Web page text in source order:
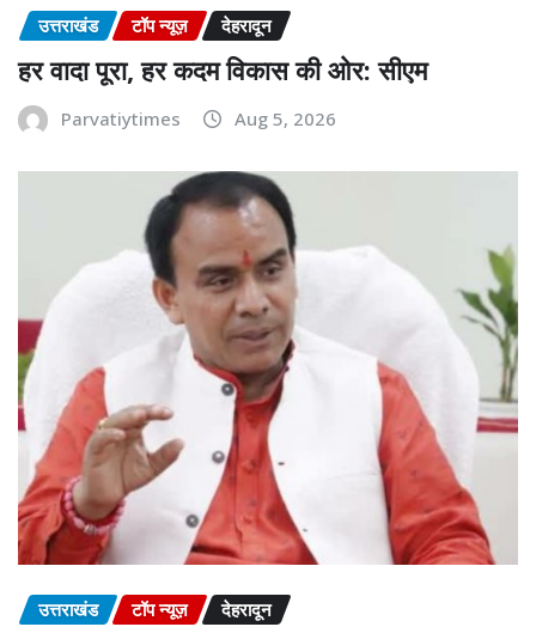
उत्तराखंड टॉप न्यूज़ देहरादून
हर वादा पूरा, हर कदम विकास की ओर: सीएम
Parvatiytimes Aug 5, 2026
उत्तराखंड टॉप न्यूज़ देहरादून